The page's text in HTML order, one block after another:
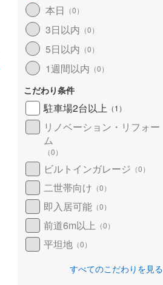
本日 （0）
3日以内 （0）
5日以内 （0）
1週間以内 （0）
こだわり条件
駐車場2台以上 （1 ）
リノベーション・リフォー
ム
（0）
ビルトインガレージ （0）
二世帯向け （0）
即入居可能 （0）
前道6m以上 （0）
平坦地 （0）
すべてのこだわりを見る